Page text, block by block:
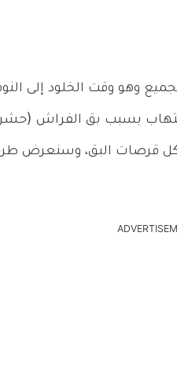
وهو وقت الخلود إلى
بسبب بق الفراش
قرصات البق، وسنعرض